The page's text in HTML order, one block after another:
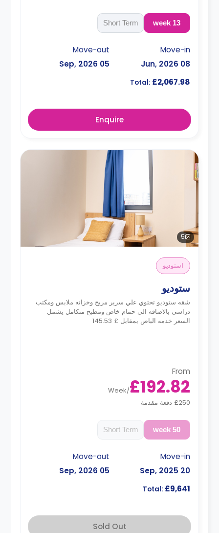
13 week
Short Term
Move-in
08 Jun, 2026
Move-out
05 Sep, 2026
Total: £2,067.98
Enquire
5
استوديو
ستوديو
شقه ستوديو تحتوي علي سرير مريح وخزانه ملابس ومكتب
دراسي بالاضافه الي حمام خاص ومطبخ متكامل يشمل
السعر خدمه الباص بمقابل £ 145.53
From
£192.82
/
Week
£250 دفعة مقدمة
50 week
Short Term
Move-in
20 Sep, 2025
Move-out
05 Sep, 2026
Total: £9,641
Sold Out